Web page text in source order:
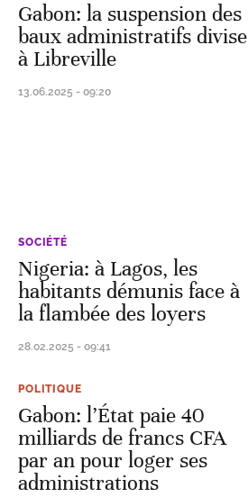
Gabon: la suspension des
baux administratifs divise
à Libreville
13.06.2025 - 09:20
SOCIÉTÉ
Nigeria: à Lagos, les
habitants démunis face à
la flambée des loyers
28.02.2025 - 09:41
POLITIQUE
Gabon: l’État paie 40
milliards de francs CFA
par an pour loger ses
administrations